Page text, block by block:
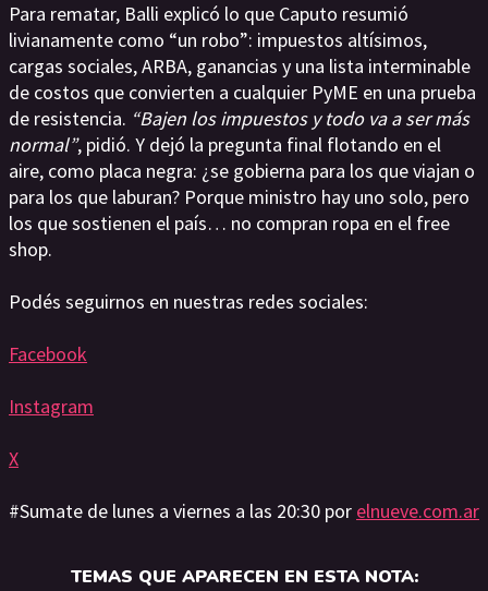
Para rematar, Balli explicó lo que Caputo resumió
livianamente como “un robo”: impuestos altísimos,
cargas sociales, ARBA, ganancias y una lista interminable
de costos que convierten a cualquier PyME en una prueba
de resistencia. “Bajen los impuestos y todo va a ser más
normal”, pidió. Y dejó la pregunta final flotando en el
aire, como placa negra: ¿se gobierna para los que viajan o
para los que laburan? Porque ministro hay uno solo, pero
los que sostienen el país… no compran ropa en el free
shop.
Podés seguirnos en nuestras redes sociales:
Facebook
Instagram
X
#Sumate de lunes a viernes a las 20:30 por elnueve.com.ar
TEMAS QUE APARECEN EN ESTA NOTA: